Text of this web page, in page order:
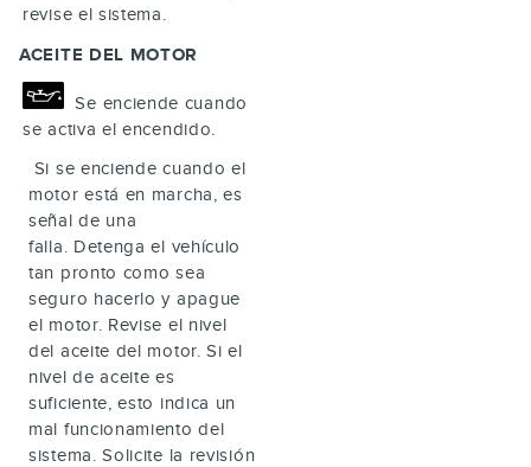
revise el sistema.
ACEITE DEL MOTOR
Se enciende cuando
se activa el encendido.
Si se enciende cuando el
motor está en marcha, es
señal de una
falla. Detenga el vehículo
tan pronto como sea
seguro hacerlo y apague
el motor. Revise el nivel
del aceite del motor. Si el
nivel de aceite es
suficiente, esto indica un
mal funcionamiento del
sistema. Solicite la revisión